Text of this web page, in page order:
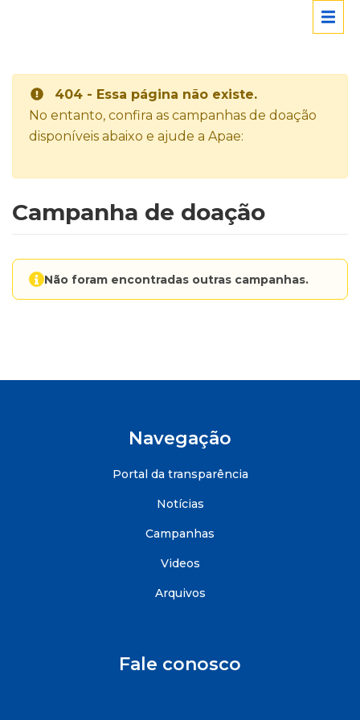
404 - Essa página não existe.
No entanto, confira as campanhas de doação
disponíveis abaixo e ajude a Apae:
Campanha de doação
Não foram encontradas outras campanhas.
Navegação
Portal da transparência
Notícias
Campanhas
Videos
Arquivos
Fale conosco